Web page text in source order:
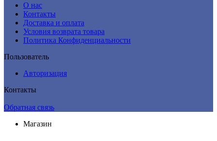
О нас
Контакты
Доставка и оплата
Условия возврата товара
Политика Конфиденциальности
Пользователь
Авторизация
Контакты
Обратная связь
Магазин